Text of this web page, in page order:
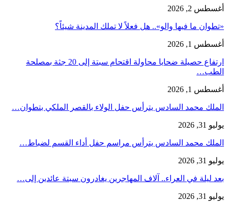
أغسطس 2, 2026
«تطوان ما فيها والو».. هل فعلاً لا تملك المدينة شيئاً؟
أغسطس 1, 2026
ارتفاع حصيلة ضحايا محاولة اقتحام سبتة إلى 20 جثة بمصلحة
الطب…
أغسطس 1, 2026
الملك محمد السادس يترأس حفل الولاء بالقصر الملكي بتطوان…
يوليو 31, 2026
الملك محمد السادس يترأس مراسم حفل أداء القسم لضباط…
يوليو 31, 2026
بعد ليلة في العراء.. آلاف المهاجرين يغادرون سبتة عائدين إلى…
يوليو 31, 2026